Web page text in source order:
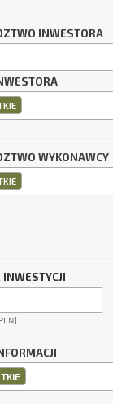
INWESTORA
WYKONAWCY